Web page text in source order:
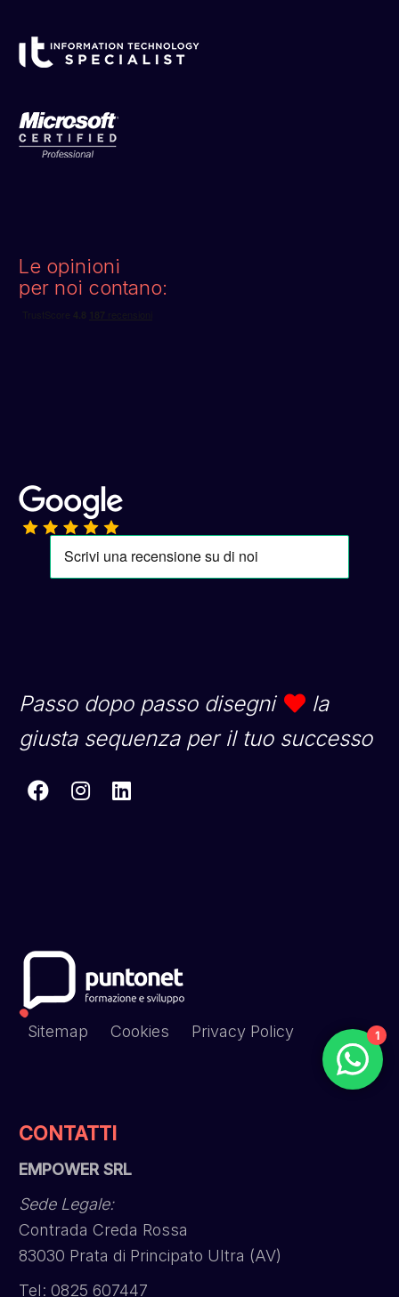
Le opinioni
per noi contano:
Passo dopo passo disegni
la
giusta sequenza per il tuo successo
Sitemap Cookies Privacy Policy
CONTATTI
EMPOWER SRL
Sede Legale:
Contrada Creda Rossa
83030 Prata di Principato Ultra (AV)
Tel: 0825 607447
1